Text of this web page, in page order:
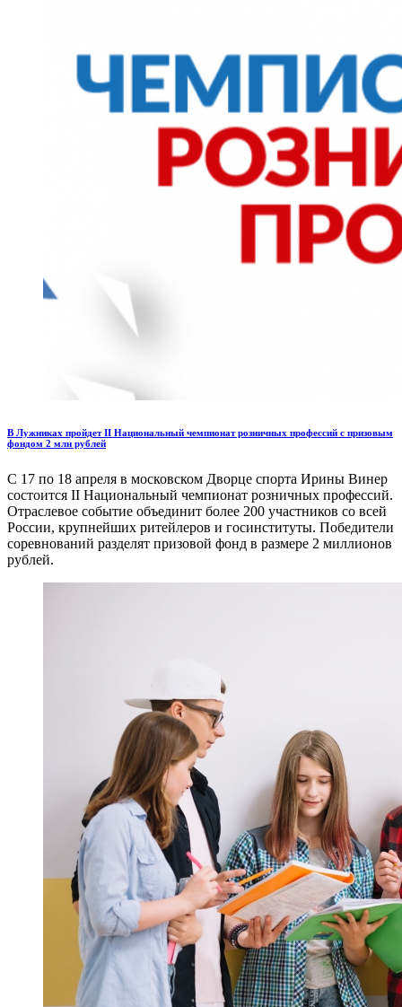
В Лужниках пройдет II Национальный чемпионат розничных профессий с призовым
фондом 2 млн рублей
С 17 по 18 апреля в московском Дворце спорта Ирины Винер
состоится II Национальный чемпионат розничных профессий.
Отраслевое событие объединит более 200 участников со всей
России, крупнейших ритейлеров и госинституты. Победители
соревнований разделят призовой фонд в размере 2 миллионов
рублей.